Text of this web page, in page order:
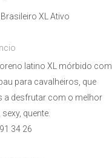
Brasileiro XL Ativo
latino XL mórbido com
para cavalheiros, que
a desfrutar com o melhor
quente.
34 26